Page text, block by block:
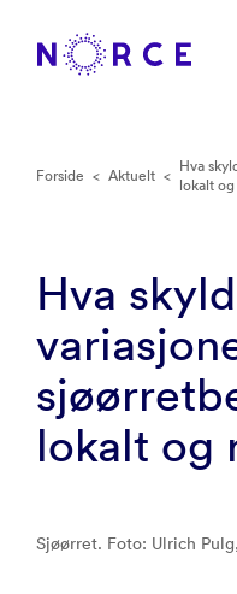
Forside < Aktuelt < Hva
lokalt
Hva
lokalt og
Sjøørret. Foto: Ulrich